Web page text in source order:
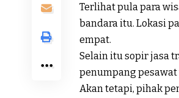
Terlihat pula para
bandara itu. Lokasi
empat.
Selain itu sopir jasa
penumpang pesawat
Akan tetapi, pihak